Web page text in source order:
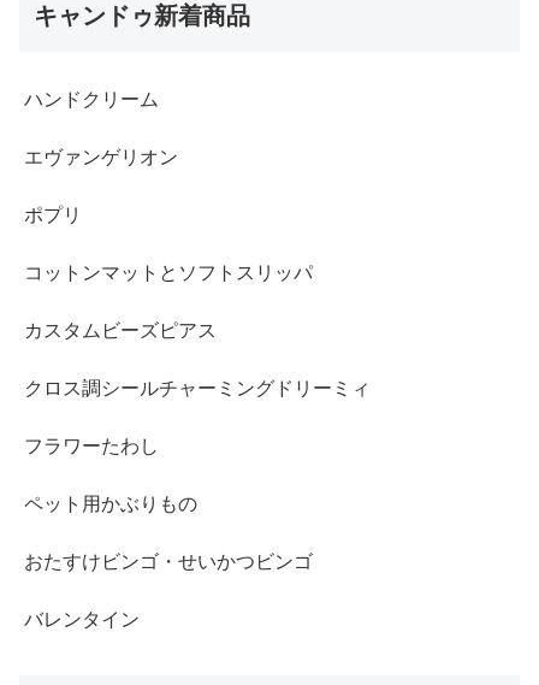
キャンドゥ新着商品
ハンドクリーム
エヴァンゲリオン
ポプリ
コットンマットとソフトスリッパ
カスタムビーズピアス
クロス調シールチャーミングドリーミィ
フラワーたわし
ペット用かぶりもの
おたすけビンゴ・せいかつビンゴ
バレンタイン